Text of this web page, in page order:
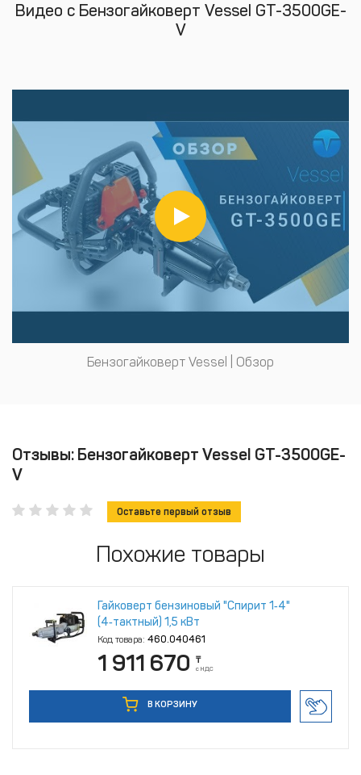
Видео с Бензогайковерт Vessel GT-3500GE-
V
Бензогайковерт Vessel | Обзор
Отзывы: Бензогайковерт Vessel GT-3500GE-
V
Оставьте первый отзыв
Похожие товары
Гайковерт бензиновый "Спирит 1‑4"
(4‑тактный) 1,5 кВт
Код товара: 460.040461
1 911 670 ₸
с НДС
В КОРЗИНУ